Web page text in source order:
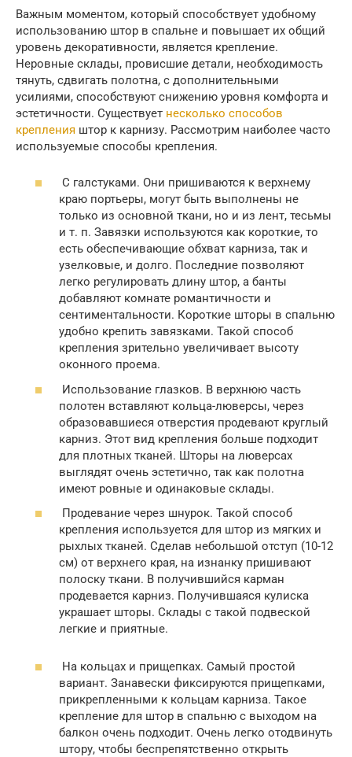
Важным моментом, который способствует удобному
использованию штор в спальне и повышает их общий
уровень декоративности, является крепление.
Неровные склады, провисшие детали, необходимость
тянуть, сдвигать полотна, с дополнительными
усилиями, способствуют снижению уровня комфорта и
эстетичности. Существует несколько способов
крепления штор к карнизу. Рассмотрим наиболее часто
используемые способы крепления.
С галстуками. Они пришиваются к верхнему
краю портьеры, могут быть выполнены не
только из основной ткани, но и из лент, тесьмы
и т. п. Завязки используются как короткие, то
есть обеспечивающие обхват карниза, так и
узелковые, и долго. Последние позволяют
легко регулировать длину штор, а банты
добавляют комнате романтичности и
сентиментальности. Короткие шторы в спальню
удобно крепить завязками. Такой способ
крепления зрительно увеличивает высоту
оконного проема.
Использование глазков. В верхнюю часть
полотен вставляют кольца-люверсы, через
образовавшиеся отверстия продевают круглый
карниз. Этот вид крепления больше подходит
для плотных тканей. Шторы на люверсах
выглядят очень эстетично, так как полотна
имеют ровные и одинаковые склады.
Продевание через шнурок. Такой способ
крепления используется для штор из мягких и
рыхлых тканей. Сделав небольшой отступ (10-12
см) от верхнего края, на изнанку пришивают
полоску ткани. В получившийся карман
продевается карниз. Получившаяся кулиска
украшает шторы. Склады с такой подвеской
легкие и приятные.
На кольцах и прищепках. Самый простой
вариант. Занавески фиксируются прищепками,
прикрепленными к кольцам карниза. Такое
крепление для штор в спальню с выходом на
балкон очень подходит. Очень легко отодвинуть
штору, чтобы беспрепятственно открыть